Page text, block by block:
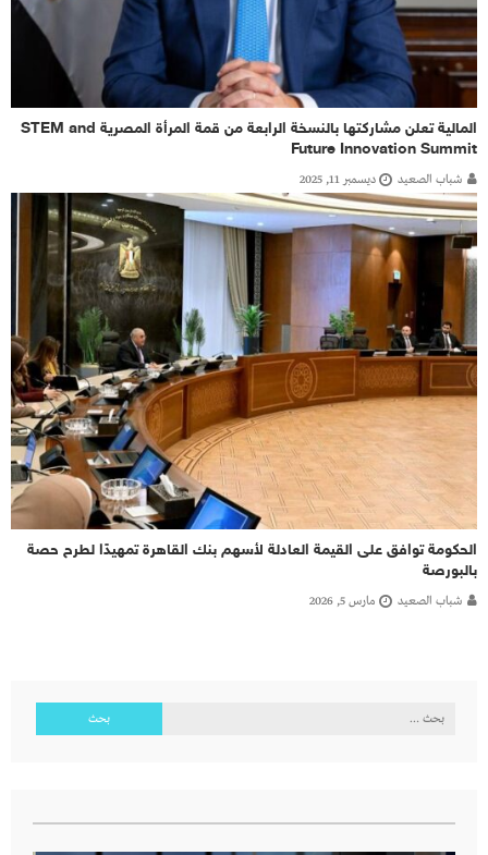
المالية تعلن مشاركتها بالنسخة الرابعة من قمة المرأة المصرية STEM and
Future Innovation Summit
شباب الصعيد ديسمبر 11, 2025
الحكومة توافق على القيمة العادلة لأسهم بنك القاهرة تمهيدًا لطرح حصة
بالبورصة
شباب الصعيد مارس 5, 2026
البحث